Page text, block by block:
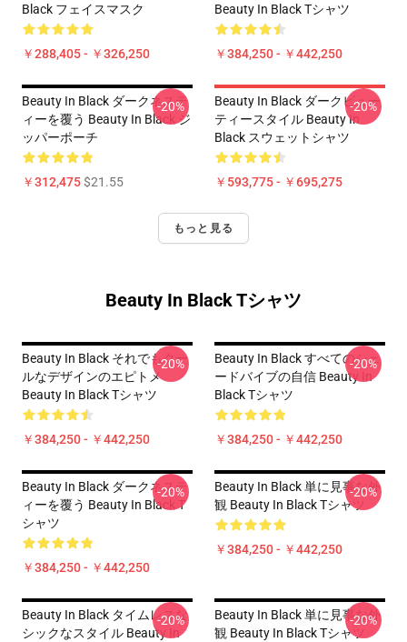
Black フェイスマスク
￥288,405 - ￥326,250
Beauty In Black Tシャツ
￥384,250 - ￥442,250
Beauty In Black ダークネステ
ィーを覆う Beauty In Black ジ
ッパーポーチ
￥312,475$21.55
-20%
Beauty In Black ダークビュー
ティースタイル Beauty In
Black スウェットシャツ
￥593,775 - ￥695,275
-20%
もっと見る
Beauty In Black Tシャツ
Beauty In Black それでもクー
ルなデザインのエピトメ
Beauty In Black Tシャツ
￥384,250 - ￥442,250
-20%
Beauty In Black すべてのシェ
ードバイブの自信 Beauty In
Black Tシャツ
￥384,250 - ￥442,250
-20%
Beauty In Black ダークネステ
ィーを覆う Beauty In Black T
シャツ
￥384,250 - ￥442,250
-20%
Beauty In Black 単に見事な外
観 Beauty In Black Tシャツ
￥384,250 - ￥442,250
-20%
Beauty In Black タイムレスな
シックなスタイル Beauty In
-20%
Beauty In Black 単に見事な外
観 Beauty In Black Tシャツ
-20%